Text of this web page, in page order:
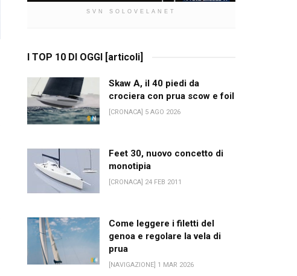
SVN SOLOVELANET
I TOP 10 DI OGGI [articoli]
Skaw A, il 40 piedi da
crociera con prua scow e foil
[CRONACA] 5 AGO 2026
Feet 30, nuovo concetto di
monotipia
[CRONACA] 24 FEB 2011
Come leggere i filetti del
genoa e regolare la vela di
prua
[NAVIGAZIONE] 1 MAR 2026